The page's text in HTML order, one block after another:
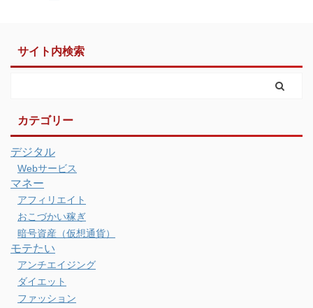
サイト内検索
カテゴリー
デジタル
Webサービス
マネー
アフィリエイト
おこづかい稼ぎ
暗号資産（仮想通貨）
モテたい
アンチエイジング
ダイエット
ファッション